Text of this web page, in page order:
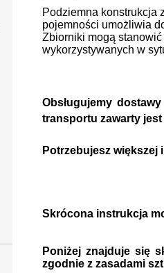
Podziemna konstrukcja
pojemności umożliwia
Zbiorniki mogą
wykorzystywanych w
Obsługujemy
transportu zawarty
Potrzebujesz
Skrócona instrukcja
Poniżej znajduje się
zgodnie z zasadami